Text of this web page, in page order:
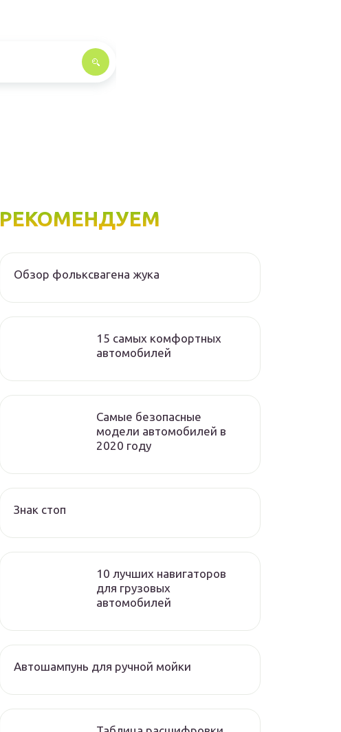
РЕКОМЕНДУЕМ
Обзор фольксвагена жука
15 самых комфортных
автомобилей
Самые безопасные
модели автомобилей в
2020 году
Знак стоп
10 лучших навигаторов
для грузовых
автомобилей
Автошампунь для ручной мойки